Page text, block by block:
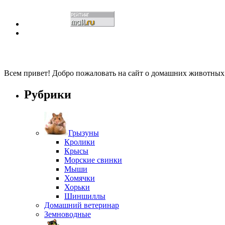
Всем привет! Добро пожаловать на сайт о домашних
Рубрики
Грызуны
Кролики
Крысы
Морские свинки
Мыши
Хомячки
Хорьки
Шиншиллы
Домашний ветеринар
Земноводные